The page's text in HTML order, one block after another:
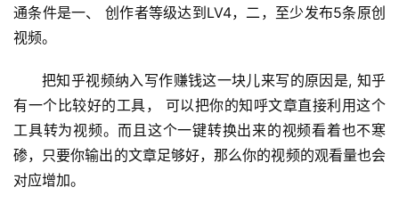
P
通条件是一、 创作者等级达到LV4，二，至少发布5条原创
视频。
把知乎视频纳入写作赚钱这一块儿来写的原因是, 知乎
有一个比较好的工具， 可以把你的知呼文章直接利用这个
工具转为视频。而且这个一键转换出来的视频看着也不寒
碜，只要你输出的文章足够好，那么你的视频的观看量也会
对应增加。